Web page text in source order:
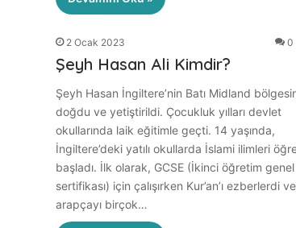
2 Ocak 2023 0
Şeyh Hasan Ali Kimdir?
Şeyh Hasan İngiltere’nin Batı Midland
doğdu ve yetiştirildi. Çocukluk yılları devlet
okullarında laik eğitimle geçti. 14 yaşında,
İngiltere’deki yatılı okullarda İslami ilimleri
başladı. İlk olarak, GCSE (İkinci öğretim genel
sertifikası) için çalışırken Kur’an’ı ezberlerdi
arapçayı birçok…